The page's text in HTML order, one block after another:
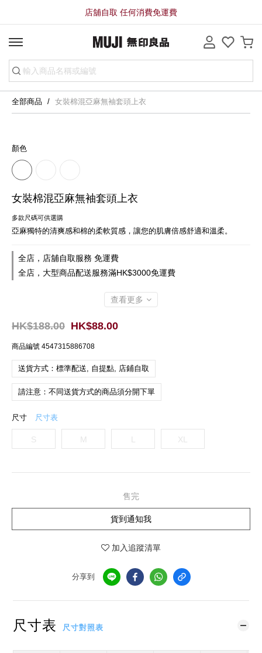
店舖自取 任何消費免運費
全部商品 女裝棉混亞麻無袖套頭上衣
顏色
女裝棉混亞麻無袖套頭上衣
多款尺碼可供選購
亞麻獨特的清爽感和棉的柔軟質感，讓您的肌膚倍感舒適和溫柔。
全店，店舖自取服務 免運費
全店，大型商品配送服務滿HK$3000免運費
查看更多
HK$88.00
HK$188.00
商品編號 4547315886708
送貨方式：標準配送, 自提點, 店鋪自取
請注意：不同送貨方式的商品須分開下單
尺寸 尺寸表
S M XL
售完
貨到通知我
加入追蹤清單
分享到
尺寸表 尺寸對照表